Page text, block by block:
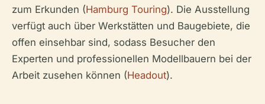
zum Erkunden (Hamburg Touring). Die Ausstellung
verfügt auch über Werkstätten und Baugebiete, die
offen einsehbar sind, sodass Besucher den
Experten und professionellen Modellbauern bei der
Arbeit zusehen können (Headout).